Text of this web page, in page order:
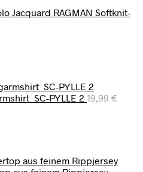
RAGMAN Softknit-
SC-PYLLE 2 19,99 €